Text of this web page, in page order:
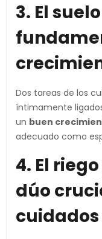
3. El
Dos tareas de los
íntimamente
un buen
adecuado como
4. El
dúo